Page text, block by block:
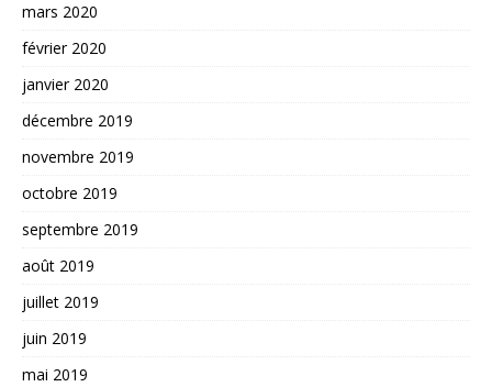
mars 2020
février 2020
janvier 2020
décembre 2019
novembre 2019
octobre 2019
septembre 2019
août 2019
juillet 2019
juin 2019
mai 2019